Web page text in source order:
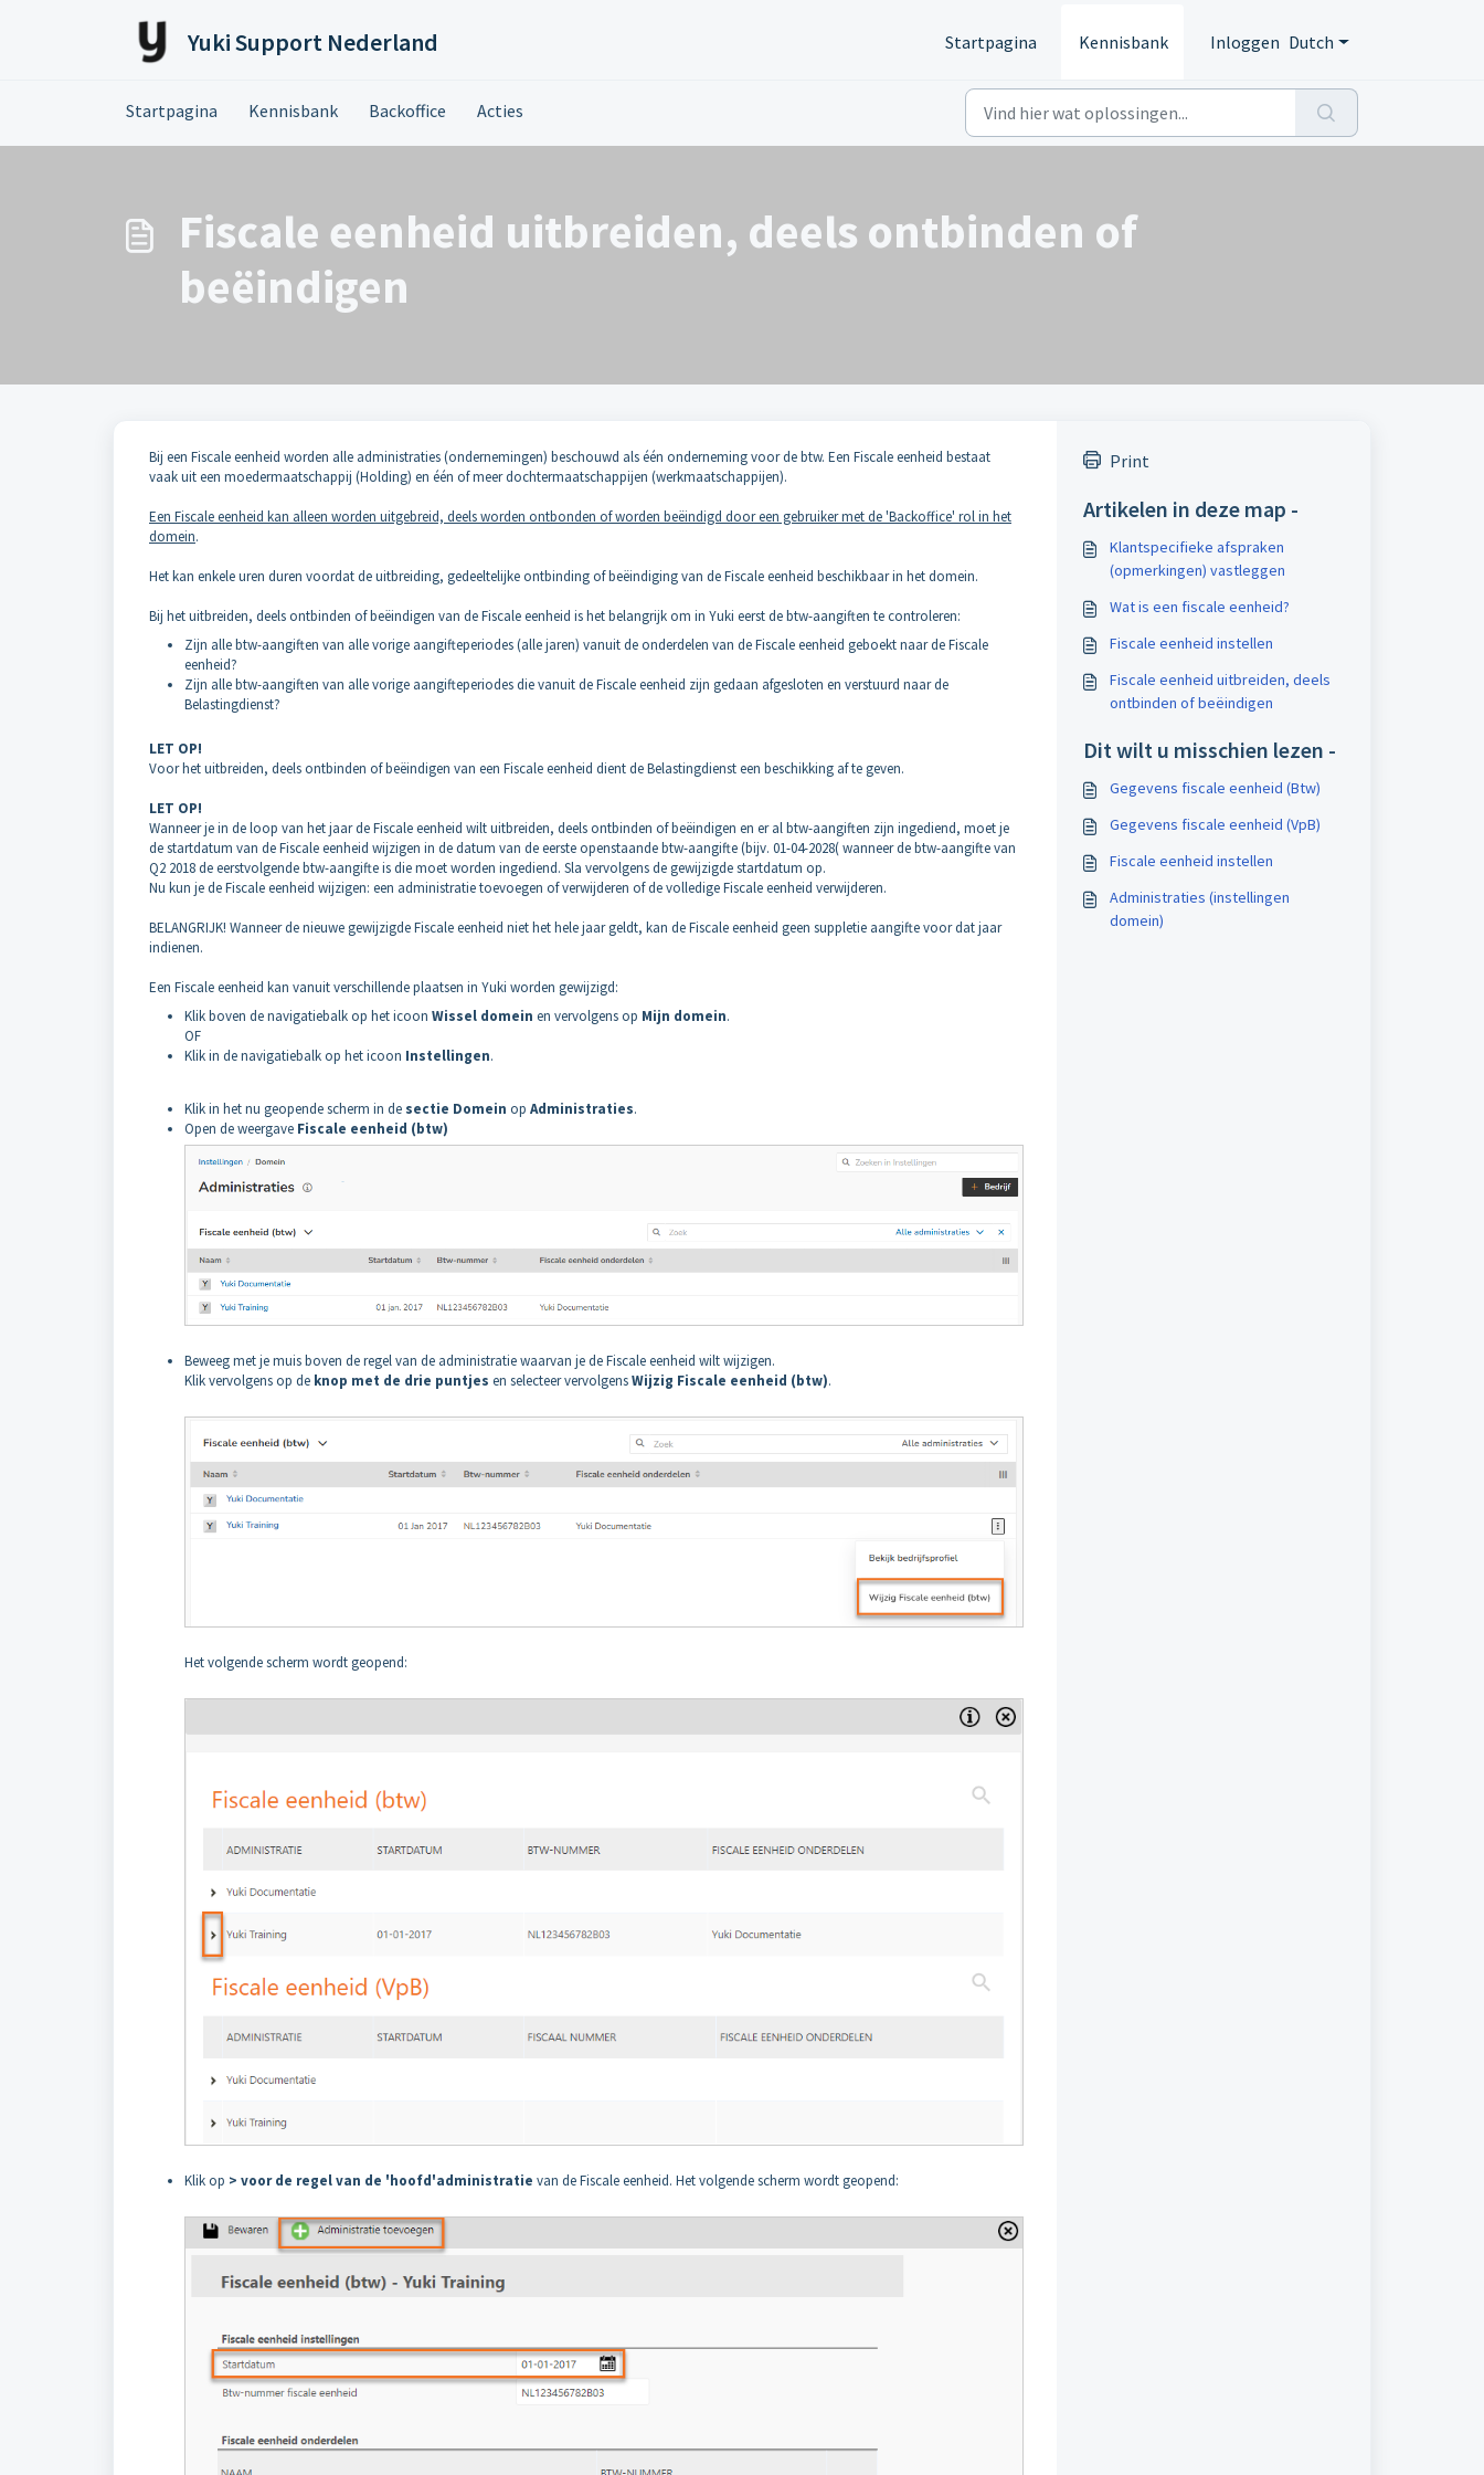
Yuki Support Nederland Startpagina Kennisbank Inloggen Dutch
Startpagina Kennisbank Backoffice Acties
Fiscale eenheid uitbreiden, deels ontbinden of
beëindigen
Bij een Fiscale eenheid worden alle administraties (ondernemingen) beschouwd als één onderneming voor de btw. Een Fiscale eenheid bestaat
vaak uit een moedermaatschappij (Holding) en één of meer dochtermaatschappijen (werkmaatschappijen).
Een Fiscale eenheid kan alleen worden uitgebreid, deels worden ontbonden of worden beëindigd door een gebruiker met de 'Backoffice' rol in het
domein.
Het kan enkele uren duren voordat de uitbreiding, gedeeltelijke ontbinding of beëindiging van de Fiscale eenheid beschikbaar in het domein.
Bij het uitbreiden, deels ontbinden of beëindigen van de Fiscale eenheid is het belangrijk om in Yuki eerst de btw-aangiften te controleren:
Zijn alle btw-aangiften van alle vorige aangifteperiodes (alle jaren) vanuit de onderdelen van de Fiscale eenheid geboekt naar de Fiscale
eenheid?
Zijn alle btw-aangiften van alle vorige aangifteperiodes die vanuit de Fiscale eenheid zijn gedaan afgesloten en verstuurd naar de
Belastingdienst?
LET OP!
Voor het uitbreiden, deels ontbinden of beëindigen van een Fiscale eenheid dient de Belastingdienst een beschikking af te geven.
LET OP!
Wanneer je in de loop van het jaar de Fiscale eenheid wilt uitbreiden, deels ontbinden of beëindigen en er al btw-aangiften zijn ingediend, moet je
de startdatum van de Fiscale eenheid wijzigen in de datum van de eerste openstaande btw-aangifte (bijv. 01-04-2028( wanneer de btw-aangifte van
Q2 2018 de eerstvolgende btw-aangifte is die moet worden ingediend. Sla vervolgens de gewijzigde startdatum op.
Nu kun je de Fiscale eenheid wijzigen: een administratie toevoegen of verwijderen of de volledige Fiscale eenheid verwijderen.
BELANGRIJK! Wanneer de nieuwe gewijzigde Fiscale eenheid niet het hele jaar geldt, kan de Fiscale eenheid geen suppletie aangifte voor dat jaar
indienen.
Een Fiscale eenheid kan vanuit verschillende plaatsen in Yuki worden gewijzigd:
Klik boven de navigatiebalk op het icoon Wissel domein en vervolgens op Mijn domein.
OF
Klik in de navigatiebalk op het icoon Instellingen.
Klik in het nu geopende scherm in de sectie Domein op Administraties.
Open de weergave Fiscale eenheid (btw)
Beweeg met je muis boven de regel van de administratie waarvan je de Fiscale eenheid wilt wijzigen.
Klik vervolgens op de knop met de drie puntjes en selecteer vervolgensWijzig Fiscale eenheid (btw).
Het volgende scherm wordt geopend:
Klik op > voor de regel van de 'hoofd'administratie van de Fiscale eenheid. Het volgende scherm wordt geopend:
Print
Artikelen in deze map -
Klantspecifieke afspraken
(opmerkingen) vastleggen
Wat is een fiscale eenheid?
Fiscale eenheid instellen
Fiscale eenheid uitbreiden, deels
ontbinden of beëindigen
Dit wilt u misschien lezen -
Gegevens fiscale eenheid (Btw)
Gegevens fiscale eenheid (VpB)
Fiscale eenheid instellen
Administraties (instellingen
domein)